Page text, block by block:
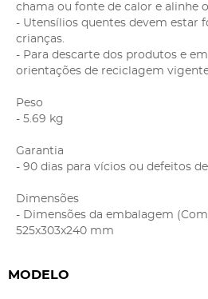
chama ou fonte de calor e alinhe
- Utensílios quentes devem estar
crianças.
- Para descarte dos produtos e
orientações de reciclagem
Peso
- 5.69 kg
Garantia
- 90 dias para vícios ou defeitos
Dimensões
- Dimensões da embalagem
525x303x240 mm
MODELO